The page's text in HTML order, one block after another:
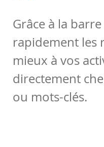
Grâce à la
rapidement les
mieux à vos
directement
ou mots-clés.